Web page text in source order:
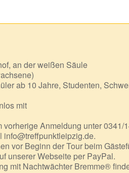
an der weißen Säule
ab 10 Jahre, Studenten,
mit
vorherige Anmeldung unter 0341/
info@treffpunktleipzig.de.
vor Beginn der Tour beim
unserer Webseite per PayPal.
mit Nachtwächter Bremme®